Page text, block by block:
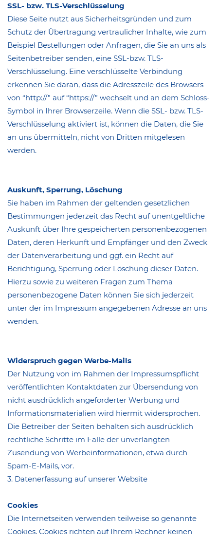
SSL- bzw. TLS-Verschlüsselung
Diese Seite nutzt aus Sicherheitsgründen und zum
Schutz der Übertragung vertraulicher Inhalte, wie zum
Beispiel Bestellungen oder Anfragen, die Sie an uns als
Seitenbetreiber senden, eine SSL-bzw. TLS-
Verschlüsselung. Eine verschlüsselte Verbindung
erkennen Sie daran, dass die Adresszeile des Browsers
von “http://” auf “https://” wechselt und an dem Schloss-
Symbol in Ihrer Browserzeile. Wenn die SSL- bzw. TLS-
Verschlüsselung aktiviert ist, können die Daten, die Sie
an uns übermitteln, nicht von Dritten mitgelesen
werden.
Auskunft, Sperrung, Löschung
Sie haben im Rahmen der geltenden gesetzlichen
Bestimmungen jederzeit das Recht auf unentgeltliche
Auskunft über Ihre gespeicherten personenbezogenen
Daten, deren Herkunft und Empfänger und den Zweck
der Datenverarbeitung und ggf. ein Recht auf
Berichtigung, Sperrung oder Löschung dieser Daten.
Hierzu sowie zu weiteren Fragen zum Thema
personenbezogene Daten können Sie sich jederzeit
unter der im Impressum angegebenen Adresse an uns
wenden.
Widerspruch gegen Werbe-Mails
Der Nutzung von im Rahmen der Impressumspflicht
veröffentlichten Kontaktdaten zur Übersendung von
nicht ausdrücklich angeforderter Werbung und
Informationsmaterialien wird hiermit widersprochen.
Die Betreiber der Seiten behalten sich ausdrücklich
rechtliche Schritte im Falle der unverlangten
Zusendung von Werbeinformationen, etwa durch
Spam-E-Mails, vor.
3. Datenerfassung auf unserer Website
Cookies
Die Internetseiten verwenden teilweise so genannte
Cookies. Cookies richten auf Ihrem Rechner keinen